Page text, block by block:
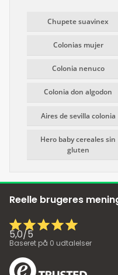
Chupete suavinex
Colonias mujer
Colonia nenuco
Colonia don algodon
Aires de sevilla colonia
Hero baby cereales sin
gluten
Reelle brugeres
5,0/5
Baseret på 0 udtalelser